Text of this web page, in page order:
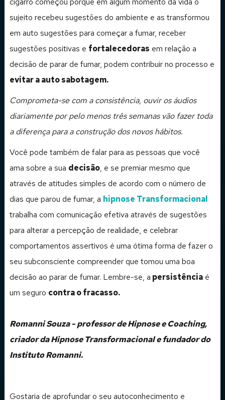
sujeito recebeu sugestões do ambiente e as transformou
em auto sugestões para começar a fumar, receber
sugestões positivas e fortalecedoras em relação a
decisão de parar de fumar, podem contribuir no processo e
evitar a auto sabotagem.
Comprometa-se com a consistência, ouvir os áudios
diariamente por pelo menos três semanas vão fazer toda
a diferença para a construção dos novos hábitos.
Você pode também de falar para as pessoas que você
ama sobre a sua decisão, e se premiar mesmo que
através de atitudes simples de acordo com o número de
dias que parou de fumar, a hipnose Transformacional
trabalha com comunicação efetiva através de sugestões
para alterar a percepção de realidade, e celebrar
comportamentos assertivos é uma ótima forma de fazer o
seu subconsciente compreender que tomou uma boa
decisão ao parar de fumar. Lembre-se, a persistência é
um seguro contra o fracasso.
Romanni Souza - professor de Hipnose e Coaching,
criador da Hipnose Transformacional e fundador do
Instituto Romanni.
Gostaria de aprofundar o seu autoconhecimento e